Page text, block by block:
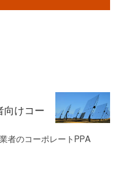
向けコー
者のコーポレートPPA